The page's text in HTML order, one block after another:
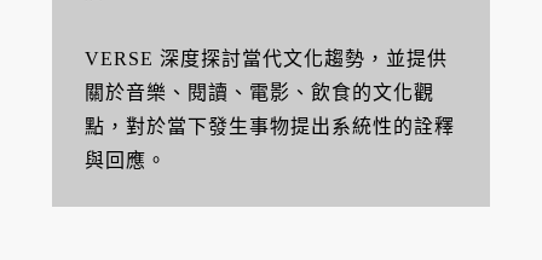
VERSE 深度探討當代文化趨勢，並提供
關於音樂、閱讀、電影、飲食的文化觀
點，對於當下發生事物提出系統性的詮釋
與回應。